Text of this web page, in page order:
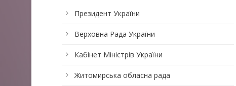
Президент України
Верховна Рада України
Кабінет Міністрів України
Житомирська обласна рада